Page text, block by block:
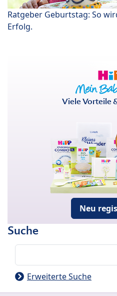
Ratgeber Geburtstag: So
Erfolg.
Viele Vorteile
Neu
Suche
Erweiterte Suche